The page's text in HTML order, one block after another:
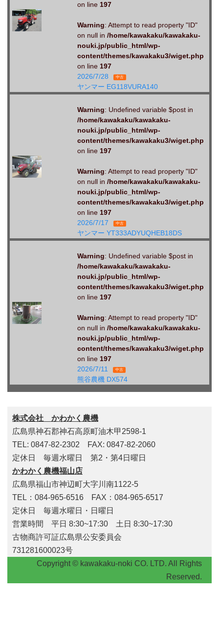
on line 197
Warning: Attempt to read property "ID"
on null in /home/kawakaku/kawakaku-
nouki.jp/public_html/wp-
content/themes/kawakaku3/wiget.php
on line 197
2026/7/28
中古
ヤンマー EG118VURA140
Warning: Undefined variable $post in
/home/kawakaku/kawakaku-
nouki.jp/public_html/wp-
content/themes/kawakaku3/wiget.php
on line 197
Warning: Attempt to read property "ID"
on null in /home/kawakaku/kawakaku-
nouki.jp/public_html/wp-
content/themes/kawakaku3/wiget.php
on line 197
2026/7/17
中古
ヤンマー YT333ADYUQHEB18DS
Warning: Undefined variable $post in
/home/kawakaku/kawakaku-
nouki.jp/public_html/wp-
content/themes/kawakaku3/wiget.php
on line 197
Warning: Attempt to read property "ID"
on null in /home/kawakaku/kawakaku-
nouki.jp/public_html/wp-
content/themes/kawakaku3/wiget.php
on line 197
2026/7/11
中古
熊谷農機 DX574
株式会社 かわかく農機
広島県神石郡神石高原町油木甲2598-1
TEL: 0847-82-2302 FAX: 0847-82-2060
定休日 毎週水曜日 第2・第4日曜日
かわかく農機福山店
広島県福山市神辺町大字川南1122-5
TEL：084-965-6516 FAX：084-965-6517
定休日 毎週水曜日・日曜日
営業時間 平日 8:30~17:30 土日 8:30~17:30
古物商許可証広島県公安委員会
731281600023号
Copyright © kawakaku-noki CO. LTD. All Rights
Reserved.